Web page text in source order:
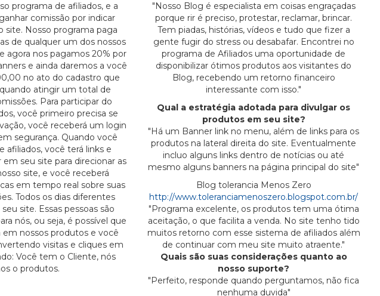
programa de afiliados, e a
comissão por indicar
site. Nosso programa paga
de qualquer um dos nossos
agora nos pagamos 20% por
e ainda daremos a você
no ato do cadastro que
atingir um total de
Para participar do
você primeiro precisa se
você receberá um login
segurança. Quando você
afiliados, você terá links e
em seu site para direcionar as
site, e você receberá
em tempo real sobre suas
Todos os dias diferentes
site. Essas pessoas são
nós, ou seja, é possível que
em nossos produtos e você
visitas e cliques em
Você tem o Cliente, nós
o produtos.
"Nosso Blog é especialista em coisas engraçadas
porque rir é preciso, protestar, reclamar, brincar.
Tem piadas, histórias, vídeos e tudo que fizer a
gente fugir do stress ou desabafar. Encontrei no
programa de Afiliados uma oportunidade de
disponibilizar ótimos produtos aos visitantes do
Blog, recebendo um retorno financeiro
interessante com isso."
Qual a estratégia adotada para divulgar os
produtos em seu site?
"Há um Banner link no menu, além de links para os
produtos na lateral direita do site. Eventualmente
incluo alguns links dentro de notícias ou até
mesmo alguns banners na página principal do site"
Blog tolerancia Menos Zero
http://www.toleranciamenoszero.blogspot.com.br/
"Programa excelente, os produtos tem uma ótima
aceitação, o que facilita a venda. No site tenho tido
muitos retorno com esse sistema de afiliados além
de continuar com meu site muito atraente."
Quais são suas considerações quanto ao
nosso suporte?
"Perfeito, responde quando perguntamos, não fica
nenhuma duvida"